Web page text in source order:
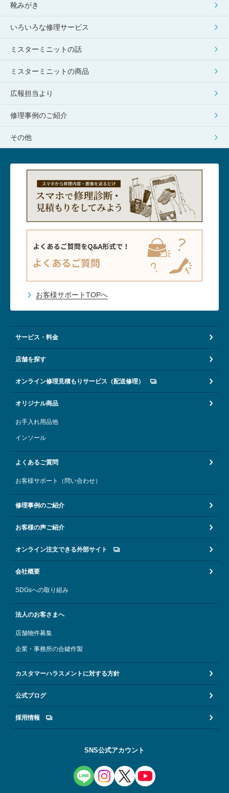
靴みがき
いろいろな修理サービス
ミスターミニットの話
ミスターミニットの商品
広報担当より
修理事例のご紹介
その他
お客様サポートTOPへ
サービス・料金
店舗を探す
オンライン修理見積もりサービス（配送修理）
オリジナル商品
お手入れ用品他
インソール
よくあるご質問
お客様サポート（問い合わせ）
修理事例のご紹介
お客様の声ご紹介
オンライン注文できる外部サイト
会社概要
SDGsへの取り組み
法人のお客さまへ
店舗物件募集
企業・事務所の合鍵作製
カスタマーハラスメントに対する方針
公式ブログ
採用情報
SNS公式アカウント